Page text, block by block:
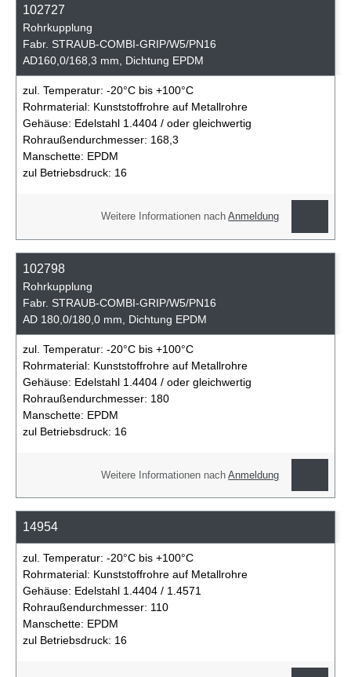
102727
Rohrkupplung
Fabr. STRAUB-COMBI-GRIP/W5/PN16
AD160,0/168,3 mm, Dichtung EPDM
zul. Temperatur: -20°C bis +100°C
Rohrmaterial: Kunststoffrohre auf Metallrohre
Gehäuse: Edelstahl 1.4404 / oder gleichwertig
Rohraußendurchmesser: 168,3
Manschette: EPDM
zul Betriebsdruck: 16
Weitere Informationen nachAnmeldung
102798
Rohrkupplung
Fabr. STRAUB-COMBI-GRIP/W5/PN16
AD 180,0/180,0 mm, Dichtung EPDM
zul. Temperatur: -20°C bis +100°C
Rohrmaterial: Kunststoffrohre auf Metallrohre
Gehäuse: Edelstahl 1.4404 / oder gleichwertig
Rohraußendurchmesser: 180
Manschette: EPDM
zul Betriebsdruck: 16
Weitere Informationen nachAnmeldung
14954
zul. Temperatur: -20°C bis +100°C
Rohrmaterial: Kunststoffrohre auf Metallrohre
Gehäuse: Edelstahl 1.4404 / 1.4571
Rohraußendurchmesser: 110
Manschette: EPDM
zul Betriebsdruck: 16